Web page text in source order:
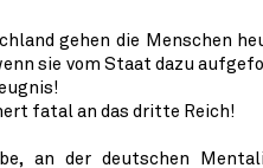
gehen die Menschen
sie vom Staat dazu
fatal an das dritte Reich!
an der deutschen